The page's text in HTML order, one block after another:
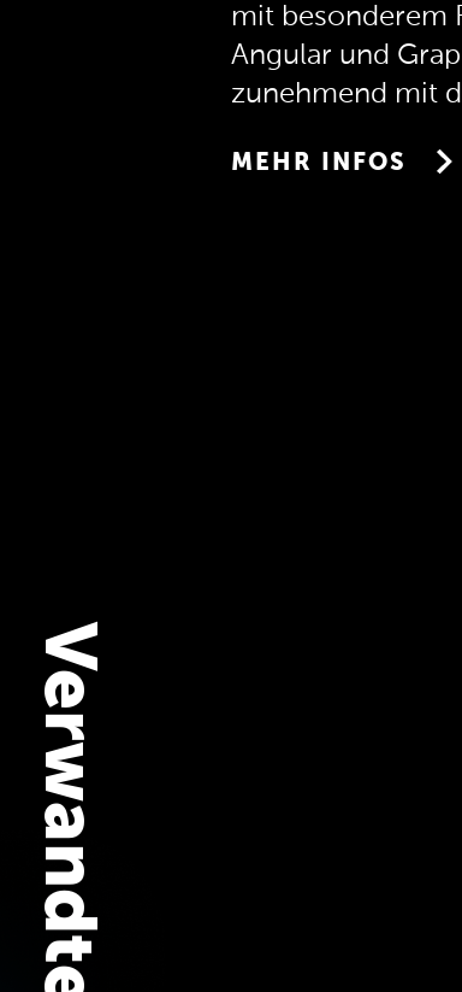
mit besonderem
Angular und
zunehmend mit
ausgereiften
MEHR INFOS